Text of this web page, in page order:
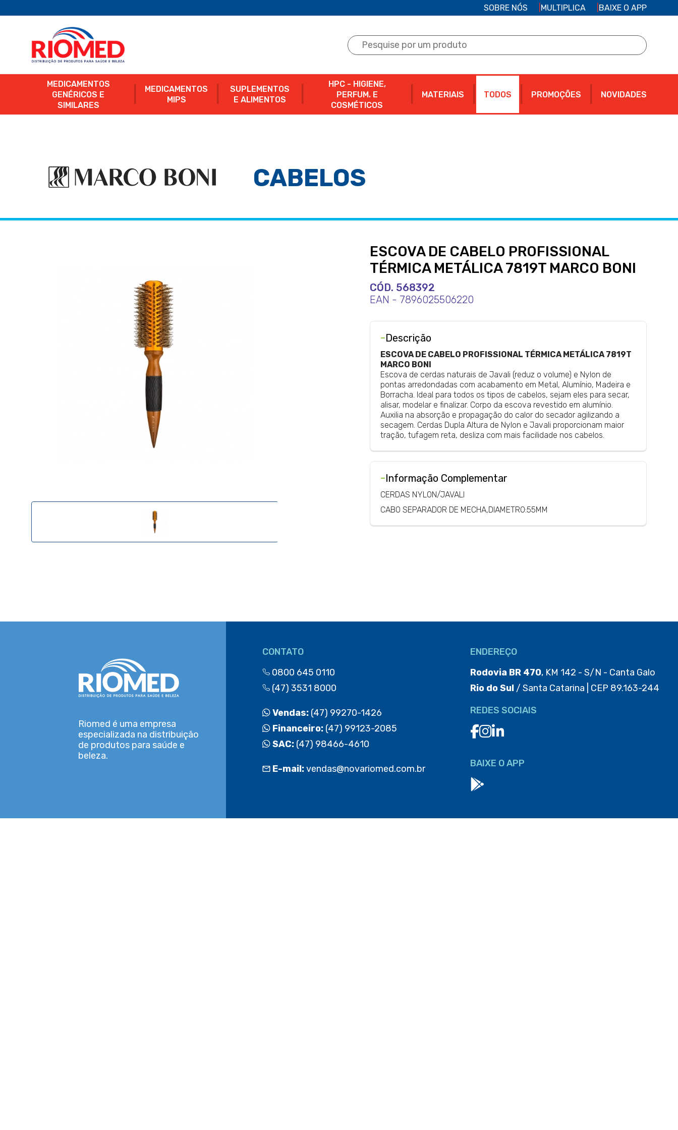
SOBRE NÓS MULTIPLICA BAIXE O APP
MEDICAMENTOS
GENÉRICOS E
SIMILARES
MEDICAMENTOS
MIPS
SUPLEMENTOS
E ALIMENTOS
HPC - HIGIENE,
PERFUM. E
COSMÉTICOS
MATERIAIS TODOS PROMOÇÕES NOVIDADES
CABELOS
ESCOVA DE CABELO PROFISSIONAL
TÉRMICA METÁLICA 7819T MARCO BONI
CÓD. 568392
EAN - 7896025506220
-Descrição
ESCOVA DE CABELO PROFISSIONAL TÉRMICA METÁLICA 7819T
MARCO BONI
Escova de cerdas naturais de Javali (reduz o volume) e Nylon de
pontas arredondadas com acabamento em Metal, Alumínio, Madeira e
Borracha. Ideal para todos os tipos de cabelos, sejam eles para secar,
alisar, modelar e finalizar. Corpo da escova revestido em alumínio.
Auxilia na absorção e propagação do calor do secador agilizando a
secagem. Cerdas Dupla Altura de Nylon e Javali proporcionam maior
tração, tufagem reta, desliza com mais facilidade nos cabelos.
-Informação Complementar
CERDAS NYLON/JAVALI
CABO SEPARADOR DE MECHA,DIAMETRO:55MM
Riomed é uma empresa
especializada na distribuição
de produtos para saúde e
beleza.
CONTATO
0800 645 0110
(47) 3531 8000
Vendas: (47) 99270-1426
Financeiro: (47) 99123-2085
SAC: (47) 98466-4610
E-mail:vendas@novariomed.com.br
ENDEREÇO
Rodovia BR 470, KM 142 - S/N - Canta Galo
Rio do Sul/ Santa Catarina | CEP 89.163-244
REDES SOCIAIS
BAIXE O APP